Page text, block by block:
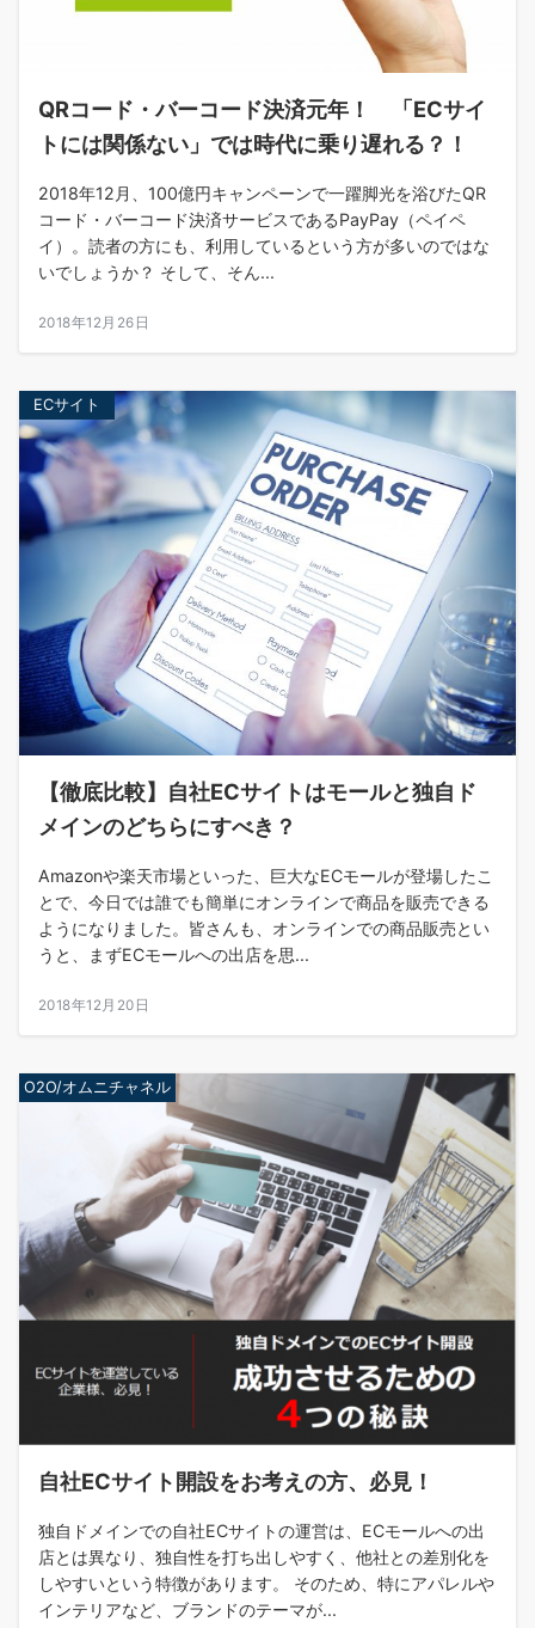
QRコード・バーコード決済元年！ 「ECサイ
トには関係ない」では時代に乗り遅れる？！
2018年12月、100億円キャンペーンで一躍脚光を浴びたQR
コード・バーコード決済サービスであるPayPay（ペイペ
イ）。読者の方にも、利用しているという方が多いのではな
いでしょうか？ そして、そん...
2018年12月26日
ECサイト
【徹底比較】自社ECサイトはモールと独自ド
メインのどちらにすべき？
Amazonや楽天市場といった、巨大なECモールが登場したこ
とで、今日では誰でも簡単にオンラインで商品を販売できる
ようになりました。皆さんも、オンラインでの商品販売とい
うと、まずECモールへの出店を思...
2018年12月20日
O2O/オムニチャネル
自社ECサイト開設をお考えの方、必見！
独自ドメインでの自社ECサイトの運営は、ECモールへの出
店とは異なり、独自性を打ち出しやすく、他社との差別化を
しやすいという特徴があります。 そのため、特にアパレルや
インテリアなど、ブランドのテーマが...